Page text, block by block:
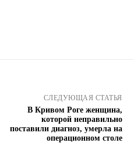
СЛЕДУЮЩАЯ СТАТЬЯ
В Кривом Роге женщина,
которой неправильно
поставили диагноз, умерла на
операционном столе